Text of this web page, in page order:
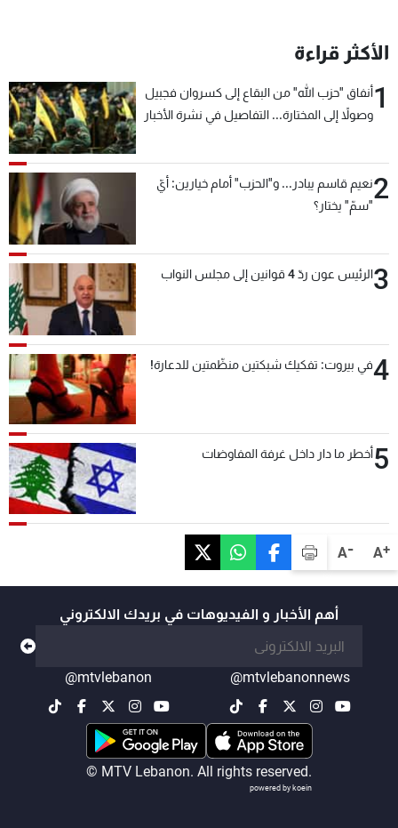
A+
A-
الأكثر قراءة
1أنفاق "حزب الله" من البقاع إلى كسروان فجبيل
وصولاً إلى المختارة... التفاصيل في نشرة الأخبار
2نعيم قاسم يبادر... و"الحزب" أمام خيارين: أيّ
"سمّ" يختار؟
3الرئيس عون ردّ 4 قوانين إلى مجلس النواب
4في بيروت: تفكيك شبكتين منظّمتين للدعارة!
5أخطر ما دار داخل غرفة المفاوضات
أهم الأخبار و الفيديوهات في بريدك الالكتروني
@mtvlebanonnews
@mtvlebanon
© MTV Lebanon. All rights reserved.
powered by koein